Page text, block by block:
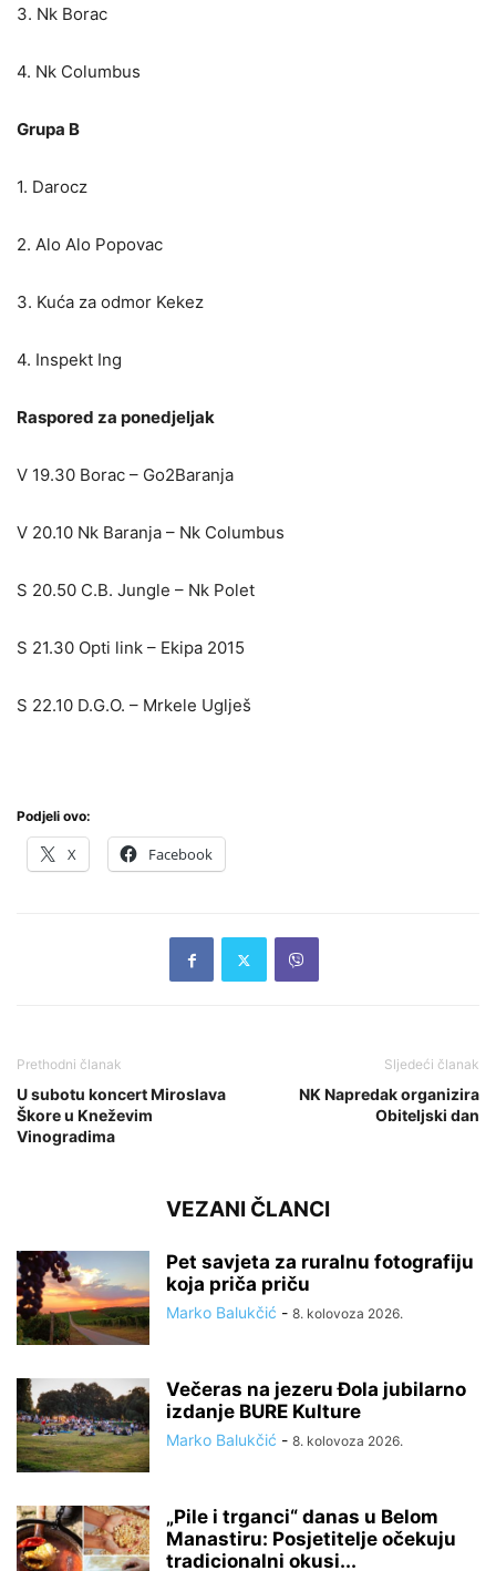
3. Nk Borac
4. Nk Columbus
Grupa B
1. Darocz
2. Alo Alo Popovac
3. Kuća za odmor Kekez
4. Inspekt Ing
Raspored za ponedjeljak
V 19.30 Borac – Go2Baranja
V 20.10 Nk Baranja – Nk Columbus
S 20.50 C.B. Jungle – Nk Polet
S 21.30 Opti link – Ekipa 2015
S 22.10 D.G.O. – Mrkele Uglješ
Podjeli ovo:
X Facebook
Prethodni članak
U subotu koncert Miroslava
Škore u Kneževim
Vinogradima
Sljedeći članak
NK Napredak organizira
Obiteljski dan
VEZANI ČLANCI
Pet savjeta za ruralnu fotografiju
koja priča priču
Marko Balukčić - 8. kolovoza 2026.
Večeras na jezeru Đola jubilarno
izdanje BURE Kulture
Marko Balukčić - 8. kolovoza 2026.
„Pile i trganci“ danas u Belom
Manastiru: Posjetitelje očekuju
tradicionalni okusi...